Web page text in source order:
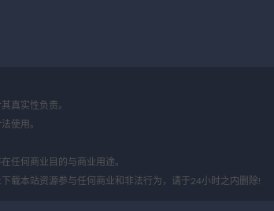
真实性负责。
使用。
任何商业目的与商业用途。
载本站资源参与任何商业和非法行为，请于24小时之内删除!